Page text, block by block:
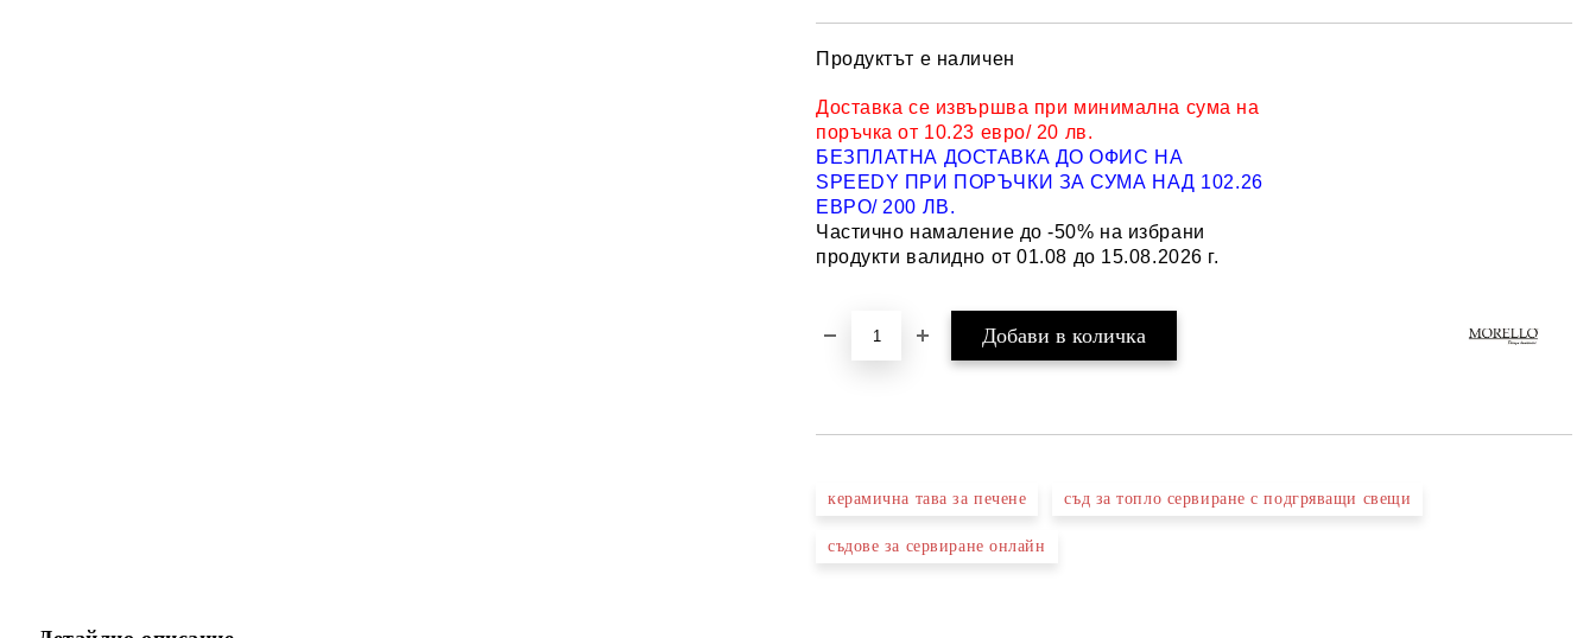
Продуктът е наличен
Доставка се извършва при минимална сума на
поръчка от 10.23 евро/ 20 лв.
БЕЗПЛАТНА ДОСТАВКА ДО ОФИС НА
SPEEDY ПРИ ПОРЪЧКИ ЗА СУМА НАД 102.26
ЕВРО/ 200 ЛВ.
Частично намаление до -50% на избрани
продукти валидно от 01.08 до 15.08.2026 г.
керамична тава за печене съд за топло сервиране с подгряващи свещи
съдове за сервиране онлайн